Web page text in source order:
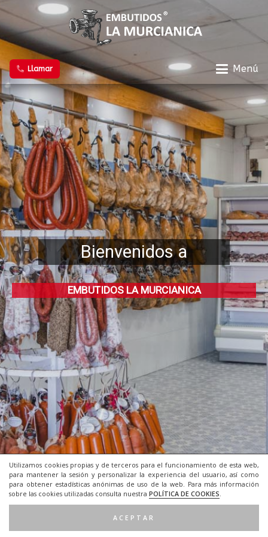
Utilizamos cookies propias y de terceros para el funcionamiento de esta web,
para mantener la sesión y personalizar la experiencia del usuario, así como
para obtener estadísticas anónimas de uso de la web. Para más información
sobre las cookies utilizadas consulta nuestra POLÍTICA DE COOKIES.
ACEPTAR
Llamar Menú
Bienvenidos a
EMBUTIDOS LA MURCIANICA